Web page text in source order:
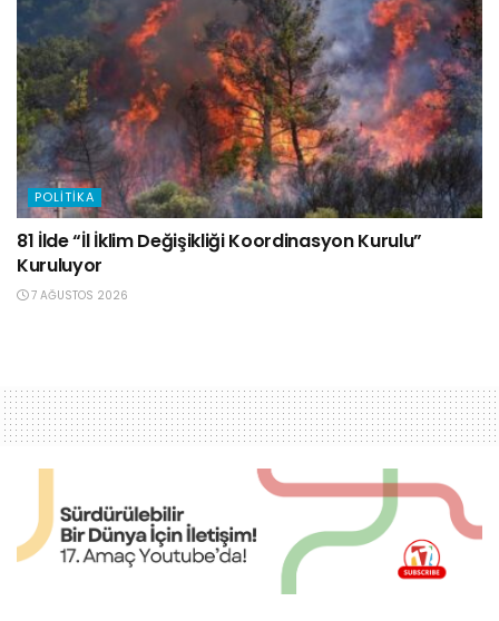
POLITIKA
81 İlde “İl İklim Değişikliği Koordinasyon Kurulu”
Kuruluyor
7 AĞUSTOS 2026